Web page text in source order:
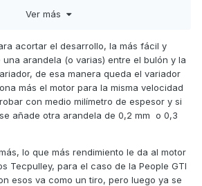
Ver más
acortar el desarrollo, la más fácil y
arandela (o varias) entre el bulón y la
de esa manera queda el variador
más el motor para la misma velocidad
con medio milímetro de espesor y si
añade otra arandela de 0,2 mm o 0,3
lo que más rendimiento le da al motor
Tecpulley, para el caso de la People GTI
esos va como un tiro, pero luego ya se